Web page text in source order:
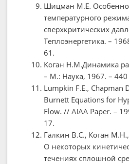
Шицман М.Е.
температурного
сверхкритических
Теплоэнергетика. –
61.
Коган Н.М.Динамика
– М.: Наука, 1967. – 440
Lumpkin F.E., Chapman
Burnett Equations for
Flow. // AIAA Paper. –
17.
Галкин В.С., Коган
О некоторых
течениях сплошной